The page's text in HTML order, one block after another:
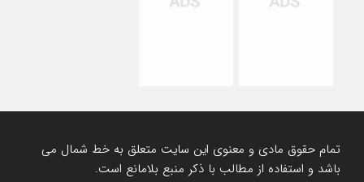
تمام حقوق مادی و معنوی این سایت متعلق به خط شمال می
باشد و استفاده از مطالب با ذکر منبع بلامانع است.